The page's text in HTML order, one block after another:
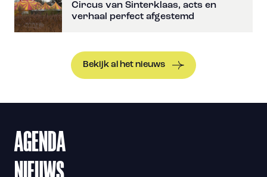
Circus van Sinterklaas, acts en
verhaal perfect afgestemd
Bekijk al het nieuws
AGENDA